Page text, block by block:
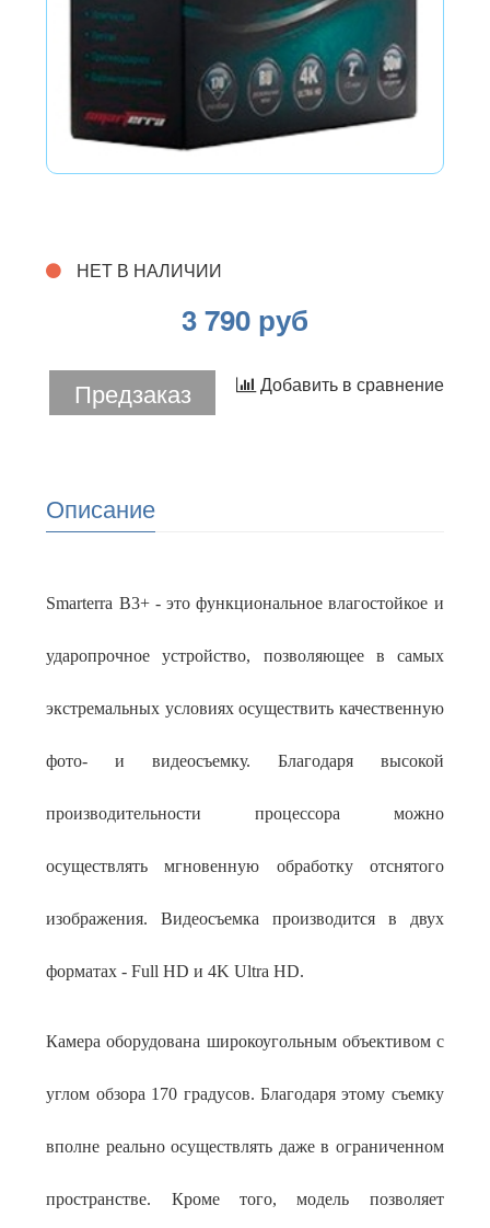
НЕТ В НАЛИЧИИ
3 790 руб
Предзаказ Добавить в сравнение
Описание
Smarterra B3+ - это функциональное влагостойкое и
ударопрочное устройство, позволяющее в самых
экстремальных условиях осуществить качественную
фото- и видеосъемку. Благодаря высокой
производительности процессора можно
осуществлять мгновенную обработку отснятого
изображения. Видеосъемка производится в двух
форматах - Full HD и 4K Ultra HD.
Камера оборудована широкоугольным объективом с
углом обзора 170 градусов. Благодаря этому съемку
вполне реально осуществлять даже в ограниченном
пространстве. Кроме того, модель позволяет